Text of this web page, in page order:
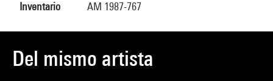
Inventario AM 1987-767
Del mismo artista